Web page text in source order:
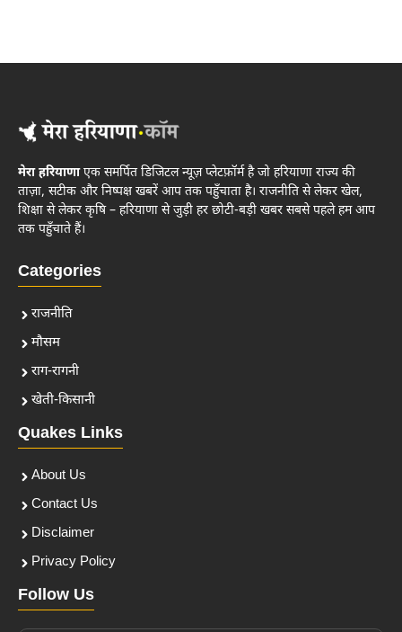
मेरा हरियाणाएक समर्पित डिजिटल न्यूज़ प्लेटफ़ॉर्म है जो हरियाणा राज्य की
ताज़ा, सटीक और निष्पक्ष खबरें आप तक पहुँचाता है। राजनीति से लेकर खेल,
शिक्षा से लेकर कृषि – हरियाणा से जुड़ी हर छोटी-बड़ी खबर सबसे पहले हम आप
तक पहुँचाते हैं।
Categories
राजनीति
मौसम
राग-रागनी
खेती-किसानी
Quakes Links
About Us
Contact Us
Disclaimer
Privacy Policy
Follow Us